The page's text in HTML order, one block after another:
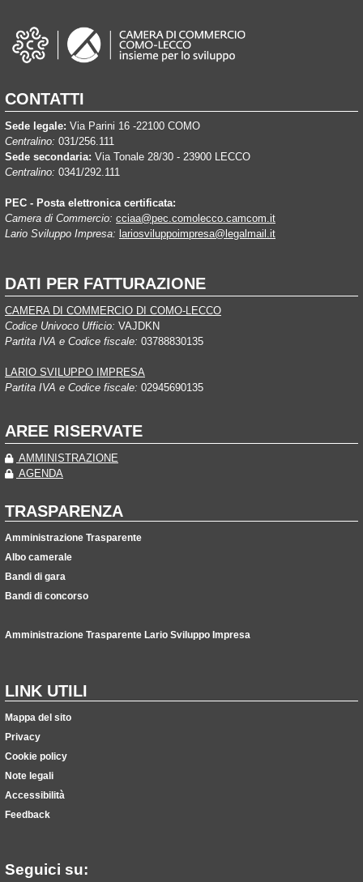
CONTATTI
Sede legale: Via Parini 16 -22100 COMO
Centralino: 031/256.111
Sede secondaria: Via Tonale 28/30 - 23900 LECCO
Centralino: 0341/292.111
PEC - Posta elettronica certificata:
Camera di Commercio: cciaa@pec.comolecco.camcom.it
Lario Sviluppo Impresa: lariosviluppoimpresa@legalmail.it
DATI PER FATTURAZIONE
CAMERA DI COMMERCIO DI COMO-LECCO
Codice Univoco Ufficio: VAJDKN
Partita IVA e Codice fiscale: 03788830135
LARIO SVILUPPO IMPRESA
Partita IVA e Codice fiscale: 02945690135
AREE RISERVATE
AMMINISTRAZIONE
AGENDA
TRASPARENZA
Amministrazione Trasparente
Albo camerale
Bandi di gara
Bandi di concorso
Amministrazione Trasparente Lario Sviluppo Impresa
LINK UTILI
Mappa del sito
Privacy
Cookie policy
Note legali
Accessibilità
Feedback
Seguici su: